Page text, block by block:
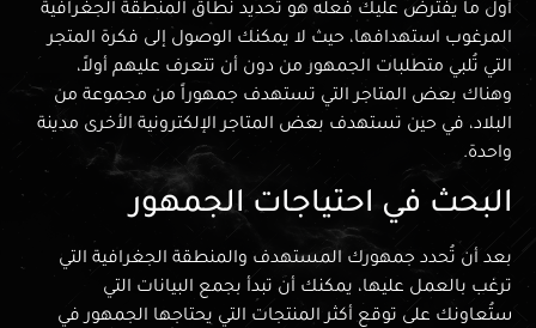
أول ما يفترض عليك فعله هو تحديد نطاق المنطقة الجغرافية
المرغوب استهدافها، حيث لا يمكنك الوصول إلى فكرة المتجر
التي تُلبي متطلبات الجمهور من دون أن تتعرف عليهم أولاً،
وهناك بعض المتاجر التي تستهدف جمهوراً من مجموعة من
البلاد، في حين تستهدف بعض المتاجر الإلكترونية الأخرى مدينة
واحدة.
البحث في احتياجات الجمهور
بعد أن تُحدد جمهورك المستهدف والمنطقة الجغرافية التي
ترغب بالعمل عليها، يمكنك أن تبدأ بجمع البيانات التي
ستُعاونك على توقع أكثر المنتجات التي يحتاجها الجمهور في